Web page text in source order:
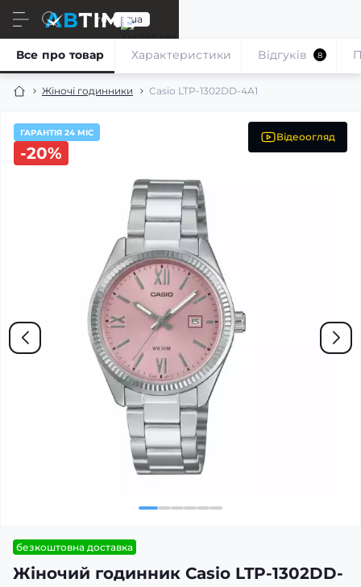
ru ua
Жіночі годинники Casio LTP-1302DD-4A1
Все про товар Характеристики Відгуків 8
ГАРАНТІЯ 24 МІС
-20%
Відеоогляд
безкоштовна доставка
Жіночий годинник Casio LTP-1302DD-